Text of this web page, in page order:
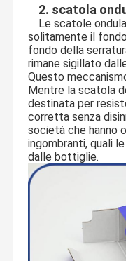
Della Qualità
Chiedi Un
Preventivo
Contenitore di
Contenitore di
Contenitore di
Scatola di carta
2. scatola
Le scatole
solitamente il
fondo della
rimane sigillato
Questo
Mentre la scatola
destinata per
corretta senza
società che hanno
ingombranti, quali
dalle bottiglie.
coerente che imballa
Stampiamo e
ottenere un termine
coerente.
Offriamo una gamma
vendita al dettaglio e
certificato ai livelli
dalle foreste
Se prendete
un fornitore
I nostri clienti
Poiché siamo un
di carta e sacchi di
campi finchè hanno